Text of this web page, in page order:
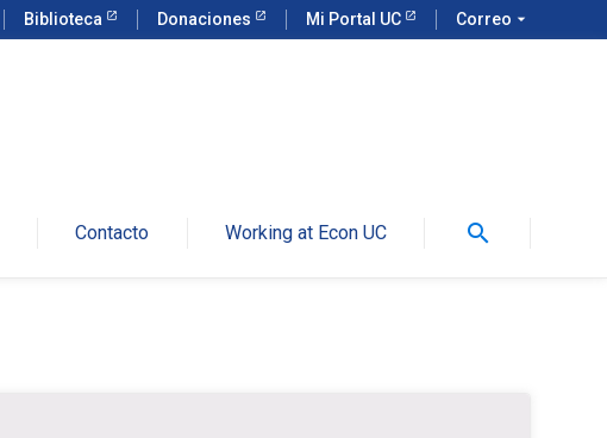
Biblioteca Donaciones Mi Portal UC Correo arrow_drop_down
Contacto Working at Econ UC search